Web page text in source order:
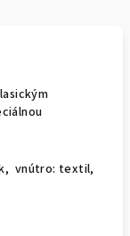
vnútro: textil,